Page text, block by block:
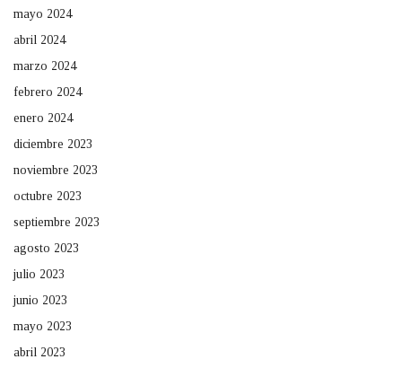
mayo 2024
abril 2024
marzo 2024
febrero 2024
enero 2024
diciembre 2023
noviembre 2023
octubre 2023
septiembre 2023
agosto 2023
julio 2023
junio 2023
mayo 2023
abril 2023